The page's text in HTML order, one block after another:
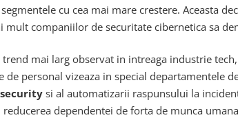
cu cea mai mare crestere. Aceasta
companiilor de securitate cibernetica sa
mai larg observat in intreaga industrie
de personal vizeaza in special
si al automatizarii raspunsului la
dependentei de forta de munca